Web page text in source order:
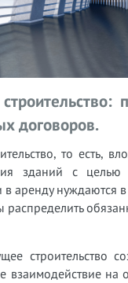
договоров.
то есть,
зданий с
аренду нуждаются
строительство
взаимодействие на